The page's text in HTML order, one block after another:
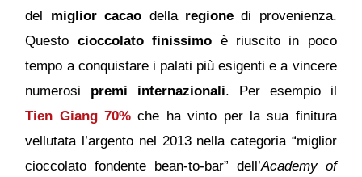
del miglior cacao della regionedi provenienza.
Questo cioccolato finissimo è riuscito in poco
tempo a conquistare i palati più esigenti e a vincere
numerosi premi internazionali. Per esempio il
Tien Giang 70% che ha vinto per la sua finitura
vellutata l’argento nel 2013 nella categoria “miglior
cioccolato fondente bean-to-bar” dell’Academy of